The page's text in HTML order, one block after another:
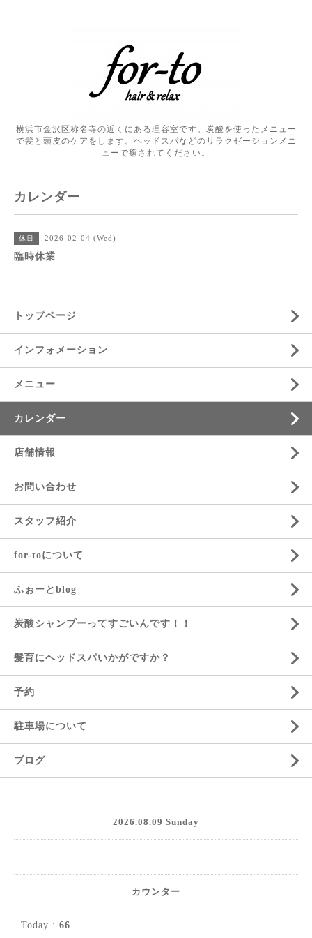
横浜市金沢区称名寺の近くにある理容室です。炭酸を使ったメニュー
で髪と頭皮のケアをします。ヘッドスパなどのリラクゼーションメニ
ューで癒されてください。
カレンダー
休日 2026-02-04 (Wed)
臨時休業
トップページ
インフォメーション
メニュー
カレンダー
店舗情報
お問い合わせ
スタッフ紹介
for-toについて
ふぉーとblog
炭酸シャンプーってすごいんです！！
髪育にヘッドスパいかがですか？
予約
駐車場について
ブログ
2026.08.09 Sunday
カウンター
Today : 66